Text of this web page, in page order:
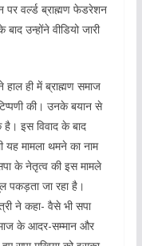
पर वर्ल्ड ब्राह्मण फेडरेशन
उन्होंने वीडियो जारी
हाल ही में ब्राह्मण समाज
की। उनके बयान से
इस विवाद के बाद
यह मामला थमने का नाम
के नेतृत्व की इस मामले
पकड़ता जा रहा है।
ने कहा- वैसे भी सपा
के आदर-सम्मान और